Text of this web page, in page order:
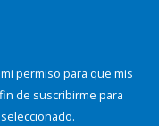
permiso para que mis
de suscribirme para